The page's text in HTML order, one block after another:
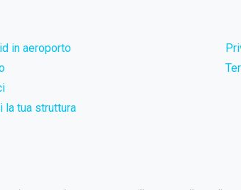
in aeroporto
la tua struttura